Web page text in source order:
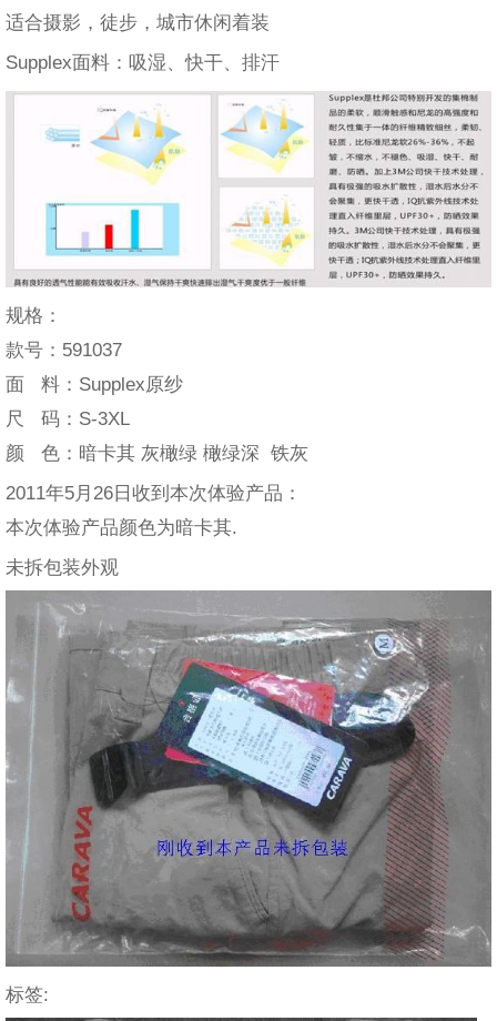
适合摄影，徒步，城市休闲着装
Supplex面料：吸湿、快干、排汗
规格：
款号：591037
面 料：Supplex原纱
尺 码：S-3XL
颜 色：暗卡其 灰橄绿 橄绿深 铁灰
2011年5月26日收到本次体验产品：
本次体验产品颜色为暗卡其.
未拆包装外观
标签: